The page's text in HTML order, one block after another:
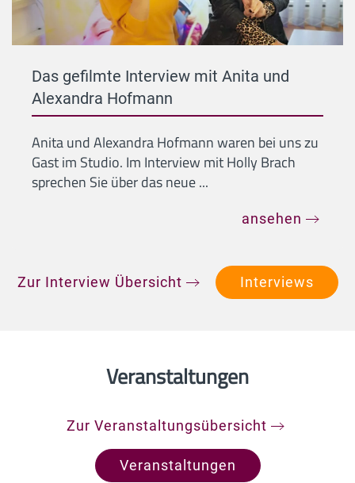
Das gefilmte Interview mit Anita und
Alexandra Hofmann
Anita und Alexandra Hofmann waren bei uns zu
Gast im Studio. Im Interview mit Holly Brach
sprechen Sie über das neue ...
ansehen
Zur Interview Übersicht Interviews
Veranstaltungen
Zur Veranstaltungsübersicht
Veranstaltungen